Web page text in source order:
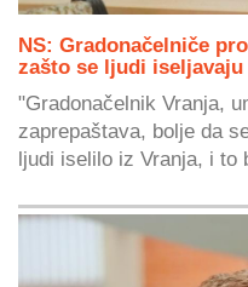
NS: Gradonačelniče
zašto se ljudi iseljavaju
"Gradonačelnik Vranja,
zaprepaštava, bolje da
ljudi iselilo iz Vranja, i to